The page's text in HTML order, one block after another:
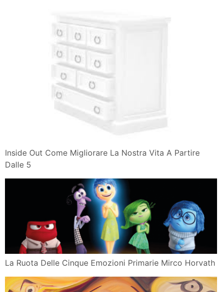
Inside Out Come Migliorare La Nostra Vita A Partire
Dalle 5
La Ruota Delle Cinque Emozioni Primarie Mirco Horvath